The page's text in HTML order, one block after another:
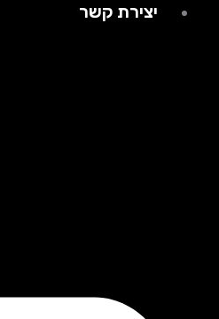
יצירת קשר